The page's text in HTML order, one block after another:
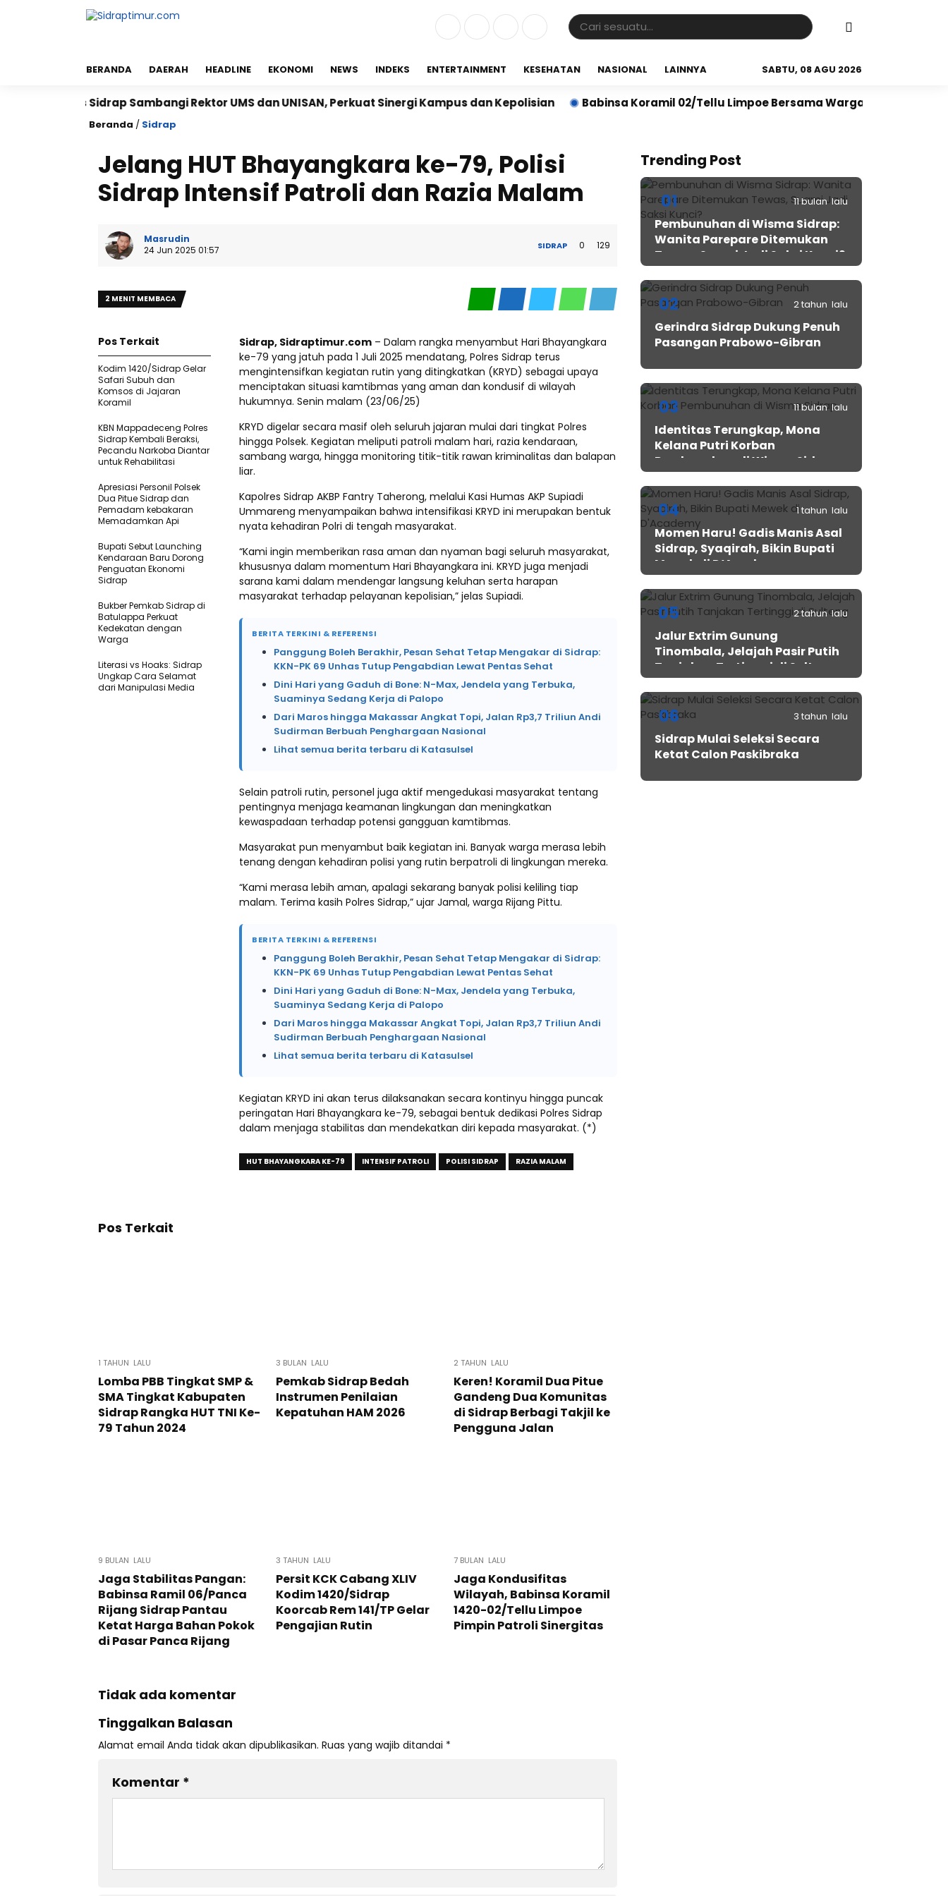
BERANDA DAERAH HEADLINE EKONOMI NEWS INDEKS ENTERTAINMENT KESEHATAN NASIONAL LAINNYA SABTU, 08 AGU 2026
Sidrap Sambangi Rektor UMS dan UNISAN, Perkuat Sinergi Kampus dan Kepolisian Babinsa Koramil 02/Tellu Limpoe Bersama Warga Gelar Karya Bakti
Beranda / Sidrap
Jelang HUT Bhayangkara ke-79, Polisi
Sidrap Intensif Patroli dan Razia Malam
Masrudin
24 Jun 2025 01:57
SIDRAP 0 129
2 MENIT MEMBACA
Sidrap, Sidraptimur.com – Dalam rangka menyambut Hari Bhayangkara
ke-79 yang jatuh pada 1 Juli 2025 mendatang, Polres Sidrap terus
mengintensifkan kegiatan rutin yang ditingkatkan (KRYD) sebagai upaya
menciptakan situasi kamtibmas yang aman dan kondusif di wilayah
hukumnya. Senin malam (23/06/25)
KRYD digelar secara masif oleh seluruh jajaran mulai dari tingkat Polres
hingga Polsek. Kegiatan meliputi patroli malam hari, razia kendaraan,
sambang warga, hingga monitoring titik-titik rawan kriminalitas dan balapan
liar.
Kapolres Sidrap AKBP Fantry Taherong, melalui Kasi Humas AKP Supiadi
Ummareng menyampaikan bahwa intensifikasi KRYD ini merupakan bentuk
nyata kehadiran Polri di tengah masyarakat.
“Kami ingin memberikan rasa aman dan nyaman bagi seluruh masyarakat,
khususnya dalam momentum Hari Bhayangkara ini. KRYD juga menjadi
sarana kami dalam mendengar langsung keluhan serta harapan
masyarakat terhadap pelayanan kepolisian,” jelas Supiadi.
BERITA TERKINI & REFERENSI
Panggung Boleh Berakhir, Pesan Sehat Tetap Mengakar di Sidrap:
KKN-PK 69 Unhas Tutup Pengabdian Lewat Pentas Sehat
Dini Hari yang Gaduh di Bone: N-Max, Jendela yang Terbuka,
Suaminya Sedang Kerja di Palopo
Dari Maros hingga Makassar Angkat Topi, Jalan Rp3,7 Triliun Andi
Sudirman Berbuah Penghargaan Nasional
Lihat semua berita terbaru di Katasulsel
Selain patroli rutin, personel juga aktif mengedukasi masyarakat tentang
pentingnya menjaga keamanan lingkungan dan meningkatkan
kewaspadaan terhadap potensi gangguan kamtibmas.
Masyarakat pun menyambut baik kegiatan ini. Banyak warga merasa lebih
tenang dengan kehadiran polisi yang rutin berpatroli di lingkungan mereka.
“Kami merasa lebih aman, apalagi sekarang banyak polisi keliling tiap
malam. Terima kasih Polres Sidrap,” ujar Jamal, warga Rijang Pittu.
BERITA TERKINI & REFERENSI
Panggung Boleh Berakhir, Pesan Sehat Tetap Mengakar di Sidrap:
KKN-PK 69 Unhas Tutup Pengabdian Lewat Pentas Sehat
Dini Hari yang Gaduh di Bone: N-Max, Jendela yang Terbuka,
Suaminya Sedang Kerja di Palopo
Dari Maros hingga Makassar Angkat Topi, Jalan Rp3,7 Triliun Andi
Sudirman Berbuah Penghargaan Nasional
Lihat semua berita terbaru di Katasulsel
Kegiatan KRYD ini akan terus dilaksanakan secara kontinyu hingga puncak
peringatan Hari Bhayangkara ke-79, sebagai bentuk dedikasi Polres Sidrap
dalam menjaga stabilitas dan mendekatkan diri kepada masyarakat. (*)
HUT BHAYANGKARA KE-79 INTENSIF PATROLI POLISI SIDRAP RAZIA MALAM
Pos Terkait
Kodim 1420/Sidrap Gelar
Safari Subuh dan
Komsos di Jajaran
Koramil
KBN Mappadeceng Polres
Sidrap Kembali Beraksi,
Pecandu Narkoba Diantar
untuk Rehabilitasi
Apresiasi Personil Polsek
Dua Pitue Sidrap dan
Pemadam kebakaran
Memadamkan Api
Bupati Sebut Launching
Kendaraan Baru Dorong
Penguatan Ekonomi
Sidrap
Bukber Pemkab Sidrap di
Batulappa Perkuat
Kedekatan dengan
Warga
Literasi vs Hoaks: Sidrap
Ungkap Cara Selamat
dari Manipulasi Media
Pos Terkait
1 TAHUN LALU
Lomba PBB Tingkat SMP &
SMA Tingkat Kabupaten
Sidrap Rangka HUT TNI Ke-
79 Tahun 2024
3 BULAN LALU
Pemkab Sidrap Bedah
Instrumen Penilaian
Kepatuhan HAM 2026
2 TAHUN LALU
Keren! Koramil Dua Pitue
Gandeng Dua Komunitas
di Sidrap Berbagi Takjil ke
Pengguna Jalan
9 BULAN LALU
Jaga Stabilitas Pangan:
Babinsa Ramil 06/Panca
Rijang Sidrap Pantau
Ketat Harga Bahan Pokok
di Pasar Panca Rijang
3 TAHUN LALU
Persit KCK Cabang XLIV
Kodim 1420/Sidrap
Koorcab Rem 141/TP Gelar
Pengajian Rutin
7 BULAN LALU
Jaga Kondusifitas
Wilayah, Babinsa Koramil
1420-02/Tellu Limpoe
Pimpin Patroli Sinergitas
Tidak ada komentar
Tinggalkan Balasan
Alamat email Anda tidak akan dipublikasikan. Ruas yang wajib ditandai *
Komentar *
Trending Post
01 11 bulan lalu
Pembunuhan di Wisma Sidrap:
Wanita Parepare Ditemukan
Tewas, Suami Jadi Saksi Kunci?
02 2 tahun lalu
Gerindra Sidrap Dukung Penuh
Pasangan Prabowo-Gibran
03 11 bulan lalu
Identitas Terungkap, Mona
Kelana Putri Korban
Pembunuhan di Wisma Sidrap
04 1 tahun lalu
Momen Haru! Gadis Manis Asal
Sidrap, Syaqirah, Bikin Bupati
Mewek di D’Academy​
05 2 tahun lalu
Jalur Extrim Gunung
Tinombala, Jelajah Pasir Putih
Tanjakan Tertinggi di Sulteng
06 3 tahun lalu
Sidrap Mulai Seleksi Secara
Ketat Calon Paskibraka